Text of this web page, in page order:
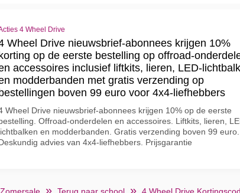
4 Wheel Drive
Wheel Drive nieuwsbrief-abonnees krijgen 10%
korting op de eerste bestelling op offroad-
accessoires inclusief liftkits, lieren, LED-
modderbanden met gratis verzending op
bestellingen boven 99 euro voor 4x4-liefhebbers
Wheel Drive nieuwsbrief-abonnees krijgen 10% op de eerste
Offroad-onderdelen en accessoires. Liftkits, lieren,
en modderbanden. Gratis verzending boven 99 euro.
advies van 4x4-liefhebbers. Prijsgarantie